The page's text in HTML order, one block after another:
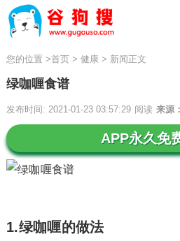
您的位置 >首页> 健康 > 新闻正文
绿咖喱食谱
发布时间: 2021-01-23 03:57:29 来源
阅读
APP永久免
1.绿咖喱的做法